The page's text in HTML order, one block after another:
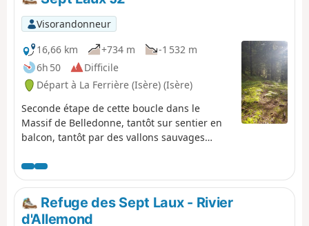
Visorandonneur
16,66 km
+734 m
-1 532 m
6h 50
Difficile
Départ à La Ferrière (Isère) (Isère)
Seconde étape de cette boucle dans le
Massif de Belledonne, tantôt sur sentier en
balcon, tantôt par des vallons sauvages
⚠️15/06/2026 : un arrêté signale un
éboulement au niveau du cul de la vieille
entre 2 et 3, ne permettant pas de suivre cet
itinéraire. Il faut contourner par le GR®738.
Refuge des Sept Laux - Rivier
d'Allemond